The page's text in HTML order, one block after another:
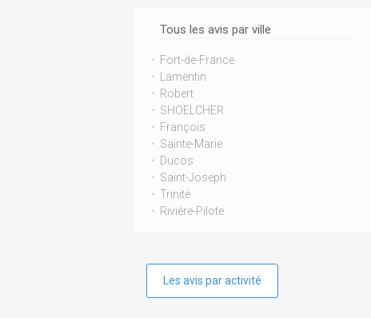
Tous les avis par ville
Fort-de-France
Lamentin
Robert
SHOELCHER
François
Sainte-Marie
Ducos
Saint-Joseph
Trinité
Rivière-Pilote
Les avis par activité